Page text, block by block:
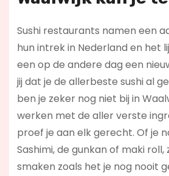
Sushi restaurants namen een
hun intrek in Nederland en het
een op de andere dag een
jij dat je de allerbeste sushi al
ben je zeker nog niet bij in
werken met de aller verste
proef je aan elk gerecht. Of je
Sashimi, de gunkan of maki
smaken zoals het je nog nooit